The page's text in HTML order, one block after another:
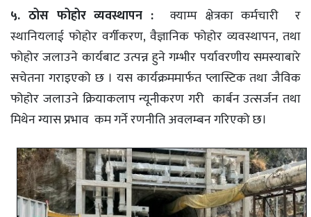
५. ठोस फोहोर व्यवस्थापन :
क्याम्प क्षेत्रका कर्मचारी र
स्थानियलाई फोहोर वर्गीकरण, वैज्ञानिक फोहोर व्यवस्थापन, तथा
फोहोर जलाउने कार्यबाट उत्पन्न हुने गम्भीर पर्यावरणीय समस्याबारे
सचेतना गराइएको छ । यस कार्यक्रममार्फत प्लास्टिक तथा जैविक
फोहोर जलाउने क्रियाकलाप न्यूनीकरण गरी कार्बन उत्सर्जन तथा
मिथेन ग्यास प्रभाव कम गर्ने रणनीति अवलम्बन गरिएको छ।